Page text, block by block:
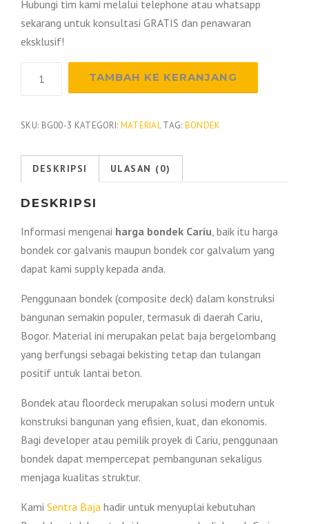
Hubungi tim kami melalui telephone atau whatsapp
sekarang untuk konsultasi GRATIS dan penawaran
eksklusif!
Cariu
TAMBAH KE KERANJANG
SKU: BG00-3 KATEGORI: MATERIAL TAG: BONDEK
DESKRIPSI ULASAN (0)
DESKRIPSI
Informasi mengenai harga bondek Cariu, baik itu harga
bondek cor galvanis maupun bondek cor galvalum yang
dapat kami supply kepada anda.
Penggunaan bondek (composite deck) dalam konstruksi
bangunan semakin populer, termasuk di daerah Cariu,
Bogor. Material ini merupakan pelat baja bergelombang
yang berfungsi sebagai bekisting tetap dan tulangan
positif untuk lantai beton.
Bondek atau floordeck merupakan solusi modern untuk
konstruksi bangunan yang efisien, kuat, dan ekonomis.
Bagi developer atau pemilik proyek di Cariu, penggunaan
bondek dapat mempercepat pembangunan sekaligus
menjaga kualitas struktur.
Kami Sentra Baja hadir untuk menyuplai kebutuhan